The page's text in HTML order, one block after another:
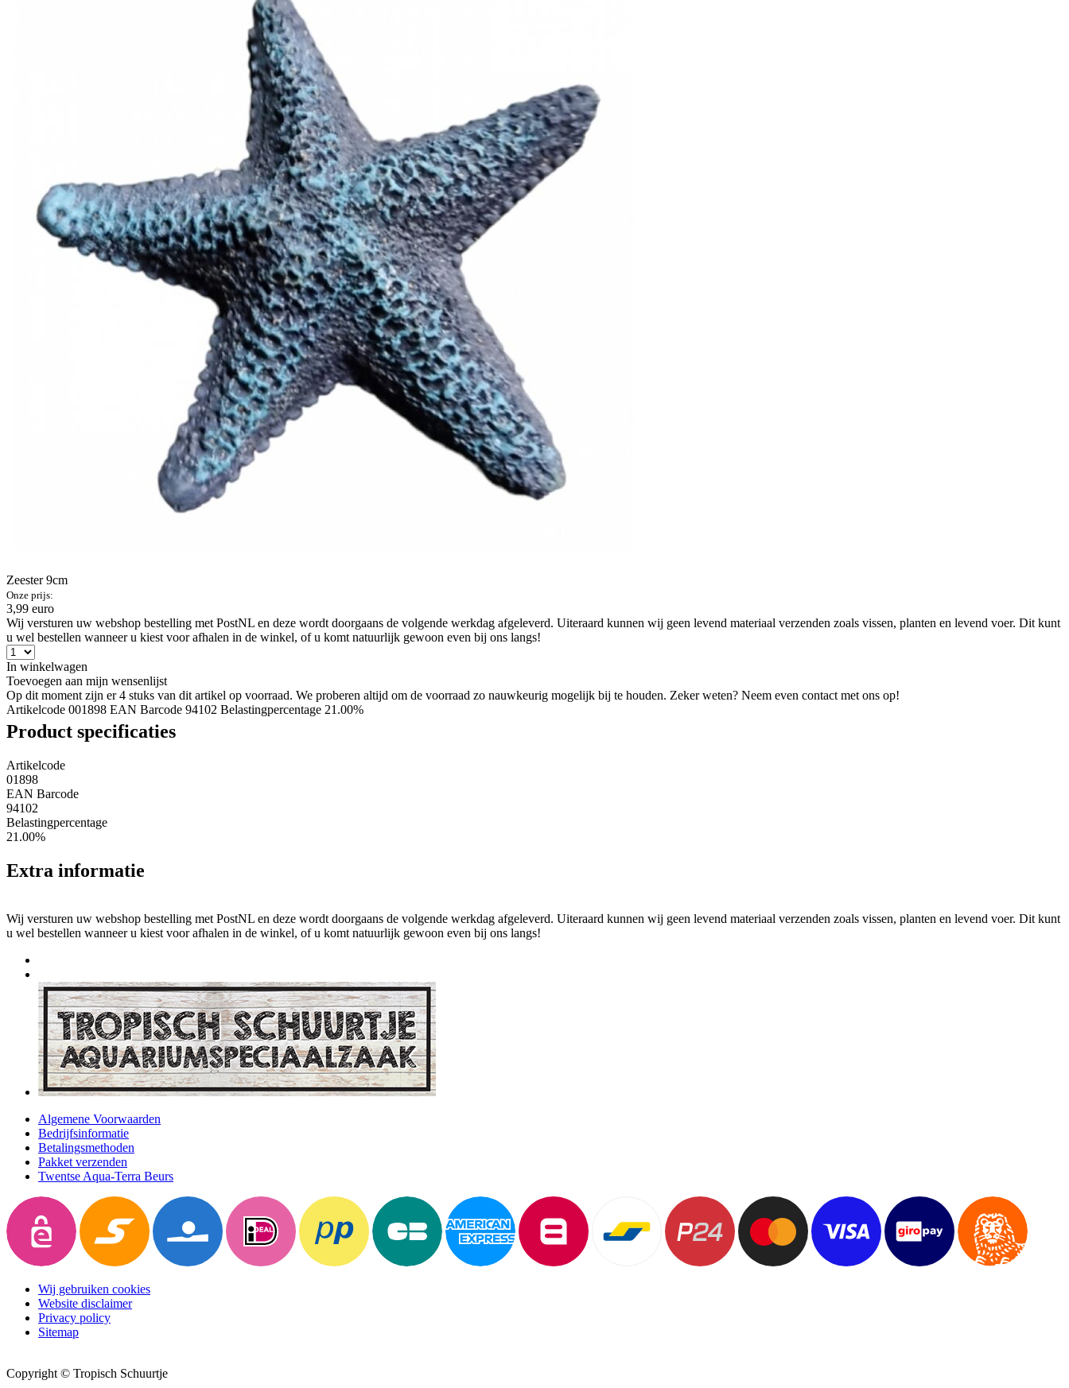
Zeester 9cm
Onze prijs:
3,99 euro
Wij versturen uw webshop bestelling met PostNL en deze wordt doorgaans de volgende werkdag afgeleverd. Uiteraard kunnen wij geen levend materiaal verzenden zoals vissen, planten en levend voer. Dit kunt
u wel bestellen wanneer u kiest voor afhalen in de winkel, of u komt natuurlijk gewoon even bij ons langs!
In winkelwagen
Toevoegen aan mijn wensenlijst
Op dit moment zijn er 4 stuks van dit artikel op voorraad. We proberen altijd om de voorraad zo nauwkeurig mogelijk bij te houden. Zeker weten? Neem even contact met ons op!
Artikelcode 001898 EAN Barcode 94102 Belastingpercentage 21.00%
Product specificaties
Artikelcode
01898
EAN Barcode
94102
Belastingpercentage
21.00%
Extra informatie
Wij versturen uw webshop bestelling met PostNL en deze wordt doorgaans de volgende werkdag afgeleverd. Uiteraard kunnen wij geen levend materiaal verzenden zoals vissen, planten en levend voer. Dit kunt
u wel bestellen wanneer u kiest voor afhalen in de winkel, of u komt natuurlijk gewoon even bij ons langs!
Algemene Voorwaarden
Bedrijfsinformatie
Betalingsmethoden
Pakket verzenden
Twentse Aqua-Terra Beurs
Wij gebruiken cookies
Website disclaimer
Privacy policy
Sitemap
Copyright © Tropisch Schuurtje